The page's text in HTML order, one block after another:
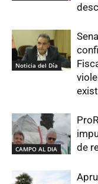
Noticia del Día
CAMPO AL DIA
de